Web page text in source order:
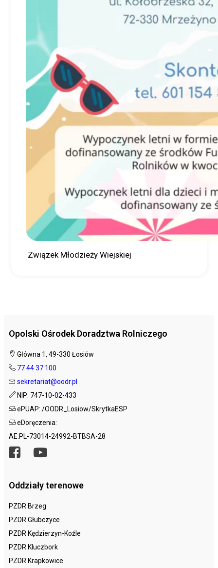
Związek Młodzieży Wiejskiej
Opolski Ośrodek Doradztwa Rolniczego
Główna 1, 49-330 Łosiów
77 44 37 100
sekretariat@oodr.pl
NIP: 747-10-02-433
ePUAP: /OODR_Losiow/SkrytkaESP
eDoręczenia:
AE:PL-73014-24992-BTBSA-28
Oddziały terenowe
PZDR Brzeg
PZDR Głubczyce
PZDR Kędzierzyn-Koźle
PZDR Kluczbork
PZDR Krapkowice